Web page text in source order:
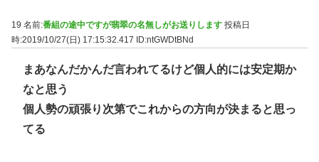
19 名前:番組の途中ですが翡翠の名無しがお送りします 投稿日
時:2019/10/27(日) 17:15:32.417
ID:ntGWDtBNd
まあなんだかんだ言われてるけど個人的には安定期か
なと思う
個人勢の頑張り次第でこれからの方向が決まると思っ
てる